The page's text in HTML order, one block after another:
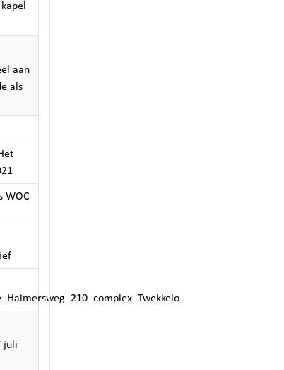
aan
als
WOC
juli